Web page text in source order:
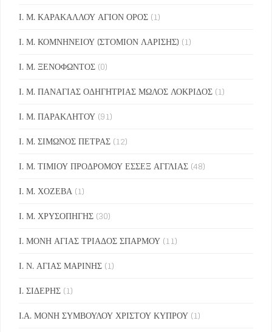
Ι. Μ. ΚΑΡΑΚΑΛΛΟΥ ΑΓΙΟΝ ΟΡΟΣ (1)
Ι. Μ. ΚΟΜΝΗΝΕΙΟΥ (ΣΤΟΜΙΟΝ ΛΑΡΙΣΗΣ) (1)
Ι. Μ. ΞΕΝΟΦΩΝΤΟΣ (0)
Ι. Μ. ΠΑΝΑΓΙΑΣ ΟΔΗΓΗΤΡΙΑΣ ΜΩΛΟΣ ΛΟΚΡΙΔΟΣ (1)
Ι. Μ. ΠΑΡΑΚΛΗΤΟΥ (91)
Ι. Μ. ΣΙΜΩΝΟΣ ΠΕΤΡΑΣ (12)
Ι. Μ. ΤΙΜΙΟΥ ΠΡΟΔΡΟΜΟΥ ΕΣΣΕΞ ΑΓΓΛΙΑΣ (48)
Ι. Μ. ΧΟΖΕΒΑ (1)
Ι. Μ. ΧΡΥΣΟΠΗΓΗΣ (30)
Ι. ΜΟΝΗ ΑΓΙΑΣ ΤΡΙΑΔΟΣ ΣΠΑΡΜΟΥ (11)
Ι. Ν. ΑΓΙΑΣ ΜΑΡΙΝΗΣ (1)
Ι. ΣΙΔΕΡΗΣ (1)
Ι.Α. ΜΟΝΗ ΣΥΜΒΟΥΛΟΥ ΧΡΙΣΤΟΥ ΚΥΠΡΟΥ (1)